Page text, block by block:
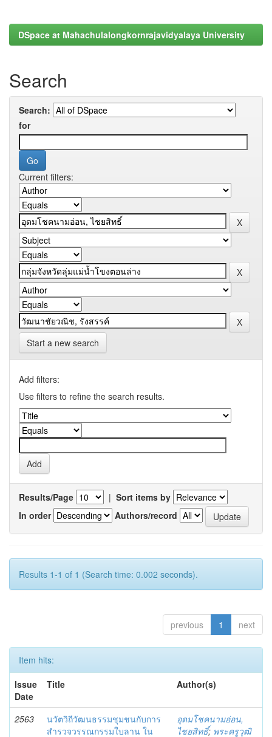
DSpace at Mahachulalongkornrajavidyalaya University
Search
Search:
for
Current filters:
Start a new search
Add filters:
Use filters to refine the search results.
Results/Page | Sort items by
In order
Authors/record
Results 1-1 of 1 (Search time: 0.002 seconds).
previous 1 next
Item hits:
Issue
Date
Title Author(s)
2563
นวัตวิถีวัฒนธรรมชุมชนกับการ
สำรวจวรรณกรรมใบลาน ใน
อุดมโชคนามอ่อน,
ไชยสิทธิ์; พระครูวุฒิ